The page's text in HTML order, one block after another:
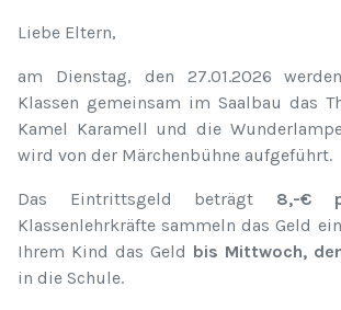
Liebe Eltern,
am Dienstag, den 27.01.2026
Klassen gemeinsam im Saalbau das
Kamel Karamell und die
wird von der Märchenbühne aufgeführt.
Das Eintrittsgeld beträgt 8,-€
Klassenlehrkräfte sammeln das Geld
Ihrem Kind das Geld bis Mittwoch,
in die Schule.